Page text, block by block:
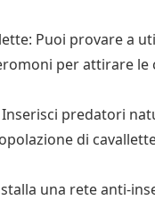
Puoi provare a
per attirare le
predatori
di
una rete anti-